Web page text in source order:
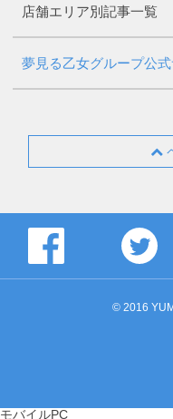
店舗エリア別記事一覧
夢見る乙女グループ公式
© 2016
モバイルPC